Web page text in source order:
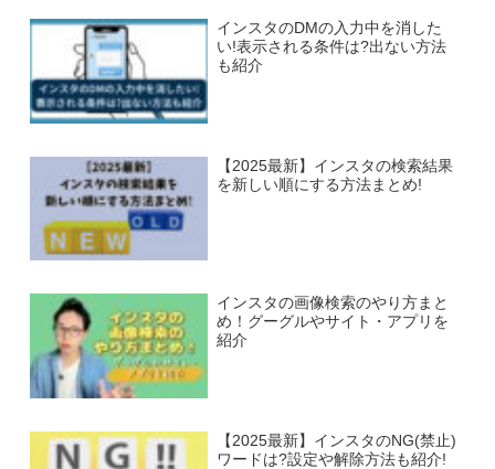
インスタのDMの入力中を消した
い!表示される条件は?出ない方法
も紹介
【2025最新】インスタの検索結果
を新しい順にする方法まとめ!
インスタの画像検索のやり方まと
め！グーグルやサイト・アプリを
紹介
【2025最新】インスタのNG(禁止)
ワードは?設定や解除方法も紹介!